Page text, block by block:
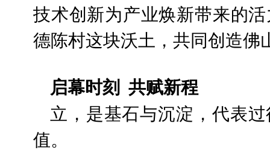
技术创新为产业焕新带来的
德陈村这块沃土，共同创造佛
启幕时刻
共赋新程
立，是基石与沉淀，代表
值。